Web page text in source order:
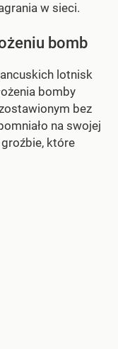
w sieci.
bomb
lotnisk
bomby
bez
na swojej
które